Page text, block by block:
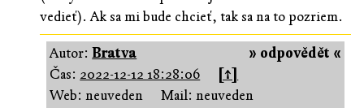
vedieť). Ak sa mi bude chcieť, tak sa na to pozriem.
» odpovědět «
Autor:Bratva
Čas: 2022-12-12 18:28:06
[↑]
Web: neuveden
Mail: neuveden